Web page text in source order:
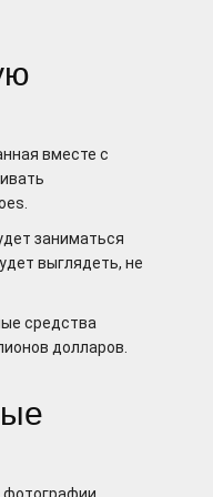
вместе с
заниматься
выглядеть, не
средства
долларов.